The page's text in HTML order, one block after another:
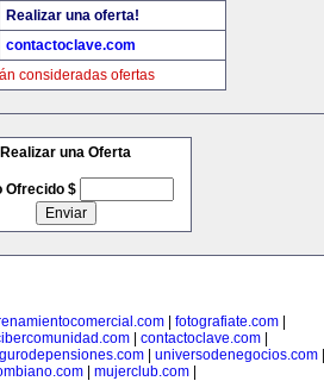
Realizar una oferta!
contactoclave.com
consideradas ofertas
Realizar una Oferta
Ofrecido $
| fotografiate.com|
contactoclave.com
| universodenegocios.com|
| mujerclub.com|